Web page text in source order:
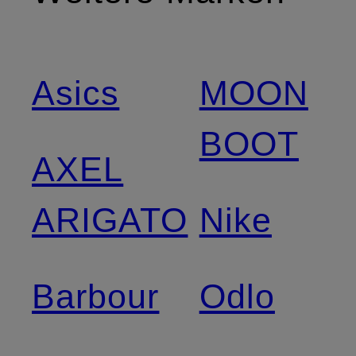
Asics
AXEL
ARIGATO
Barbour
MOON
BOOT
Nike
Odlo